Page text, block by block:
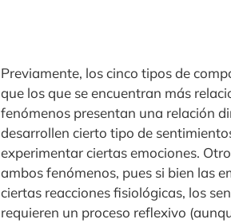
Previamente, los cinco tipos de
que los que se encuentran más
fenómenos presentan una relación
desarrollen cierto tipo de
experimentar ciertas emociones.
ambos fenómenos, pues si bien las
ciertas reacciones fisiológicas, los
requieren un proceso reflexivo